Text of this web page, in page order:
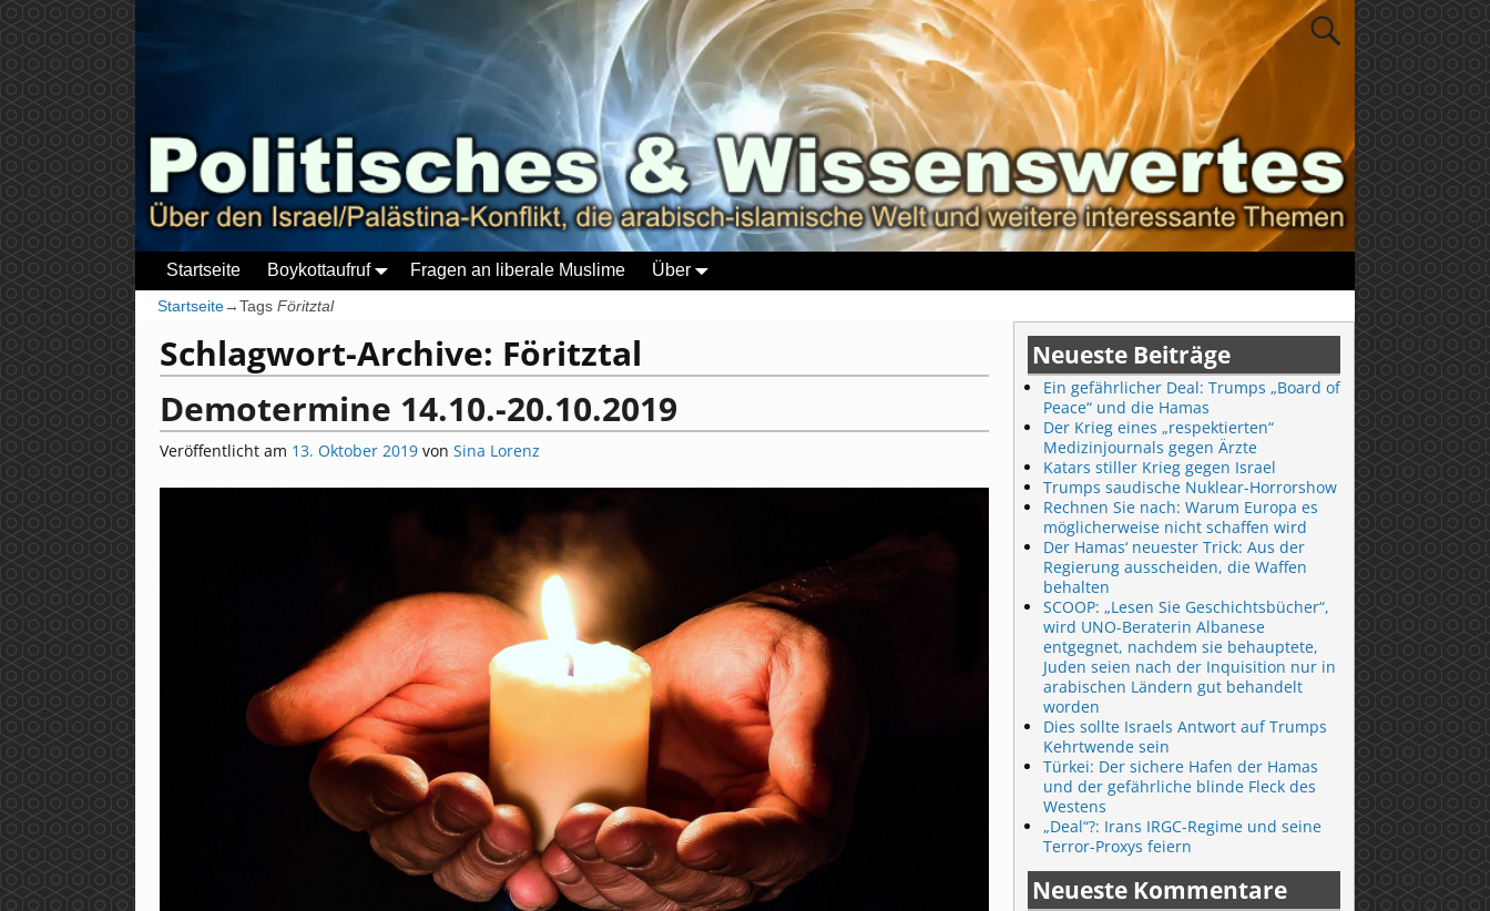
Startseite Boykottaufruf Fragen an liberale Muslime Über
Startseite→Tags Föritztal
Schlagwort-Archive: Föritztal
Demotermine 14.10.-20.10.2019
Veröffentlicht am 13. Oktober 2019 von Sina Lorenz
Neueste Beiträge
Ein gefährlicher Deal: Trumps „Board of
Peace“ und die Hamas
Der Krieg eines „respektierten“
Medizinjournals gegen Ärzte
Katars stiller Krieg gegen Israel
Trumps saudische Nuklear-Horrorshow
Rechnen Sie nach: Warum Europa es
möglicherweise nicht schaffen wird
Der Hamas‘ neuester Trick: Aus der
Regierung ausscheiden, die Waffen
behalten
SCOOP: „Lesen Sie Geschichtsbücher“,
wird UNO-Beraterin Albanese
entgegnet, nachdem sie behauptete,
Juden seien nach der Inquisition nur in
arabischen Ländern gut behandelt
worden
Dies sollte Israels Antwort auf Trumps
Kehrtwende sein
Türkei: Der sichere Hafen der Hamas
und der gefährliche blinde Fleck des
Westens
„Deal“?: Irans IRGC-Regime und seine
Terror-Proxys feiern
Neueste Kommentare